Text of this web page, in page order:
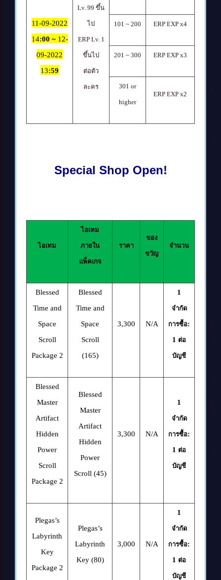
11-09-2022
14:00 ~ 12-
09-2022
13:59
Lv. 99 ขึ้น
ไป
ERP Lv. 1
ขึ้นไป
ต่อตัว
ละคร
101 ~ 200 ERP EXP x4
201 ~ 300 ERP EXP x3
301 or
higher
ERP EXP x2
Special Shop Open!
ไอเทม
ไอเทม
ภายใน
แพ็คเกจ
ราคา
ของ
ขวัญ
จำนวน
Blessed
Time and
Space
Scroll
Package 2
Blessed
Time and
Space
Scroll
(165)
3,300 N/A
1
จำกัด
การซื้อ:
1 ต่อ
บัญชี
Blessed
Master
Artifact
Hidden
Power
Scroll
Package 2
Blessed
Master
Artifact
Hidden
Power
Scroll (45)
3,300 N/A
1
จำกัด
การซื้อ:
1 ต่อ
บัญชี
Plegas’s
Labyrinth
Key
Package 2
Plegas’s
Labyrinth
Key (80)
3,000 N/A
1
จำกัด
การซื้อ:
1 ต่อ
บัญชี